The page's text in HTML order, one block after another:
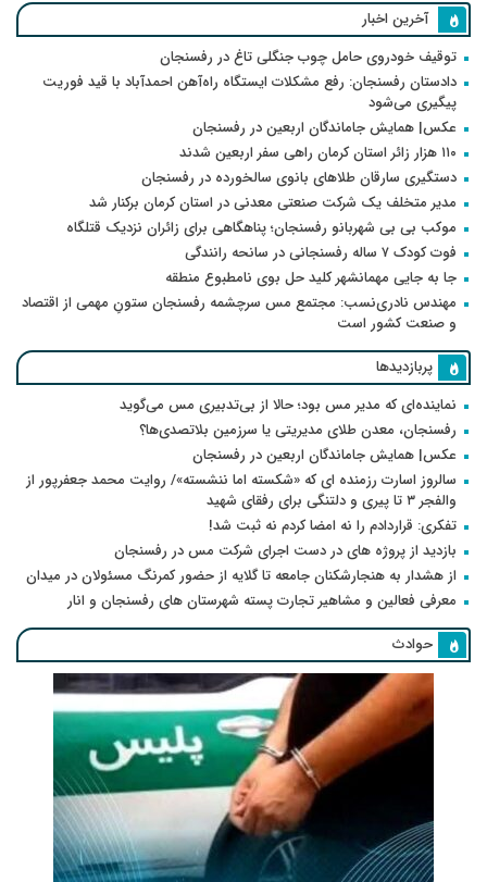
آخرین اخبار
توقیف خودروی حامل چوب جنگلی تاغ در رفسنجان
دادستان رفسنجان: رفع مشکلات ایستگاه راه‌آهن احمدآباد با قید فوریت
پیگیری می‌شود
عکس| همایش جاماندگان اربعین در رفسنجان
۱۱۰ هزار زائر استان کرمان راهی سفر اربعین شدند
دستگیری سارقان طلاهای بانوی سالخورده در رفسنجان
مدیر متخلف یک شرکت صنعتی معدنی در استان کرمان برکنار شد
موکب بی بی شهربانو رفسنجان؛ پناهگاهی برای زائران نزدیک قتلگاه
فوت کودک ۷ ساله رفسنجانی در سانحه رانندگی
جا به جایی مهمانشهر کلید حل بوی نامطبوع منطقه
مهندس نادری‌نسب: مجتمع مس سرچشمه رفسنجان ستونِ مهمی از اقتصاد
و صنعت کشور است
پربازدیدها
نماینده‌ای که مدیر مس بود؛ حالا از بی‌تدبیری مس می‌گوید
رفسنجان، معدن طلای مدیریتی یا سرزمین بلاتصدی‌ها؟
عکس| همایش جاماندگان اربعین در رفسنجان
سالروز اسارت رزمنده ای که «شکسته اما ننشسته»/ روایت محمد جعفرپور از
والفجر ۳ تا پیری و دلتنگی برای رفقای شهید
تفکری: قراردادم را نه امضا کردم نه ثبت شد!
بازدید از پروژه های در دست اجرای شرکت مس در رفسنجان
از هشدار به هنجارشکنان جامعه تا گلایه از حضور کمرنگ مسئولان در میدان
معرفی فعالین و مشاهیر تجارت پسته شهرستان های رفسنجان و انار
حوادث